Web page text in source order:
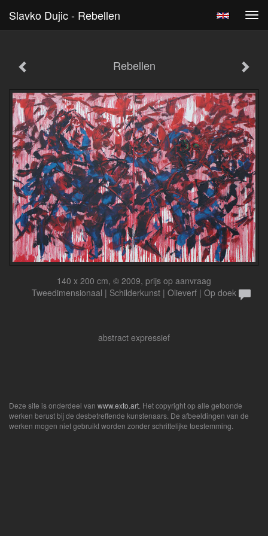
Slavko Dujic - Rebellen
Rebellen
140 x 200 cm, © 2009, prijs op aanvraag
Tweedimensionaal | Schilderkunst | Olieverf | Op doek
abstract expressief
Deze site is onderdeel van www.exto.art . Het copyright op alle getoonde
werken berust bij de desbetreffende kunstenaars. De afbeeldingen van de
werken mogen niet gebruikt worden zonder schriftelijke toestemming.